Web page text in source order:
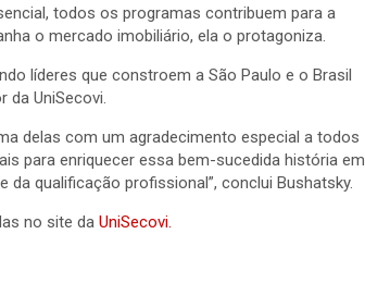
todos os programas contribuem para a
o mercado imobiliário, ela o protagoniza.
líderes que constroem a São Paulo e o Brasil
da UniSecovi.
delas com um agradecimento especial a todos
para enriquecer essa bem-sucedida história em
qualificação profissional”, conclui Bushatsky.
no site da UniSecovi.